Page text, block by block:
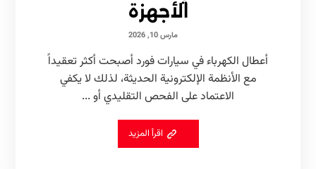
الأجهزة
مارس 10, 2026
أعطال الكهرباء في سيارات فورد أصبحت أكثر تعقيداً
مع الأنظمة الإلكترونية الحديثة، لذلك لا يكفي
الاعتماد على الفحص التقليدي أو ...
اقرأ المزيد